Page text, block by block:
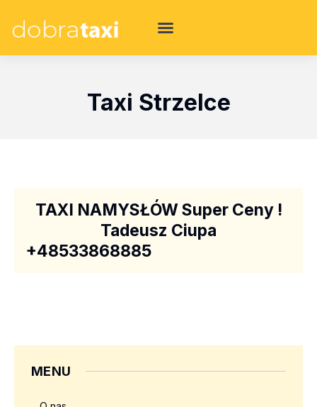
Taxi Strzelce
TAXI NAMYSŁÓW Super Ceny !
Tadeusz Ciupa
+48533868885
MENU